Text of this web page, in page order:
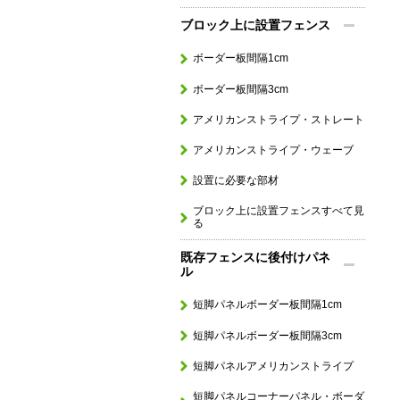
ブロック上に設置フェンス
ボーダー板間隔1cm
ボーダー板間隔3cm
アメリカンストライプ・ストレート
アメリカンストライプ・ウェーブ
設置に必要な部材
ブロック上に設置フェンスすべて見
る
既存フェンスに後付けパネ
ル
短脚パネルボーダー板間隔1cm
短脚パネルボーダー板間隔3cm
短脚パネルアメリカンストライプ
短脚パネルコーナーパネル・ボーダ